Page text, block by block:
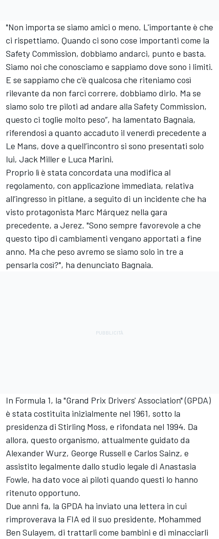
"Non importa se siamo amici o meno. L'importante è che
ci rispettiamo. Quando ci sono cose importanti come la
Safety Commission, dobbiamo andarci, punto e basta.
Siamo noi che conosciamo e sappiamo dove sono i limiti.
E se sappiamo che c'è qualcosa che riteniamo così
rilevante da non farci correre, dobbiamo dirlo. Ma se
siamo solo tre piloti ad andare alla Safety Commission,
questo ci toglie molto peso”, ha lamentato Bagnaia,
riferendosi a quanto accaduto il venerdì precedente a
Le Mans, dove a quell’incontro si sono presentati solo
lui, Jack Millere Luca Marini.
Proprio lì è stata concordata una modifica al
regolamento, con applicazione immediata, relativa
all’ingresso in pitlane, a seguito di un incidente che ha
visto protagonista Marc Márquez nella gara
precedente, a Jerez. "Sono sempre favorevole a che
questo tipo di cambiamenti vengano apportati a fine
anno. Ma che peso avremo se siamo solo in tre a
pensarla così?", ha denunciato Bagnaia.
In Formula 1, la "Grand Prix Drivers' Association" (GPDA)
è stata costituita inizialmente nel 1961, sotto la
presidenza di Stirling Moss, e rifondata nel 1994. Da
allora, questo organismo, attualmente guidato da
Alexander Wurz, George Russell e Carlos Sainz, e
assistito legalmente dallo studio legale di Anastasia
Fowle, ha dato voce ai piloti quando questi lo hanno
ritenuto opportuno.
Due anni fa, la GPDA ha inviato una lettera in cui
rimproverava la FIA ed il suo presidente, Mohammed
Ben Sulayem, di trattarli come bambini e di minacciarli